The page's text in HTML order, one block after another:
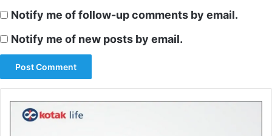
Notify me of follow-up comments by email.
Notify me of new posts by email.